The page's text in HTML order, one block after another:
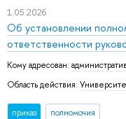
1.05.2026
Об установлении
ответственности
Кому адресован:
Область действия:
приказ полномочия